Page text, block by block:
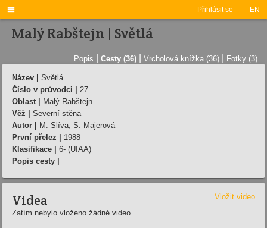
Přihlásit se EN

Malý Rabštejn | Světlá
Popis Cesty (36) Vrcholová knížka (36) Fotky (3)
Název |
Světlá
Číslo v průvodci |
27
Oblast |
Malý Rabštejn
Věž |
Severní stěna
Autor |
M. Slíva, S. Majerová
První přelez |
1988
Klasifikace |
6- (UIAA)
Popis cesty |
Videa
Vložit video
Zatím nebylo vloženo žádné video.